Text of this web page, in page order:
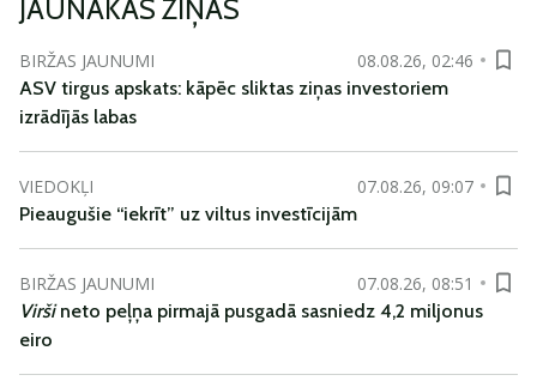
JAUNĀKĀS ZIŅAS
BIRŽAS JAUNUMI
08.08.26, 02:46
ASV tirgus apskats: kāpēc sliktas ziņas investoriem
izrādījās labas
VIEDOKĻI
07.08.26, 09:07
Pieaugušie “iekrīt” uz viltus investīcijām
BIRŽAS JAUNUMI
07.08.26, 08:51
Viršineto peļņa pirmajā pusgadā sasniedz 4,2 miljonus
eiro